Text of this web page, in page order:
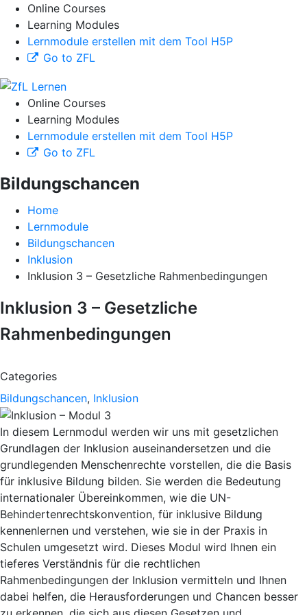
Online Courses
Learning Modules
Lernmodule erstellen mit dem Tool H5P
Go to ZFL
Online Courses
Learning Modules
Lernmodule erstellen mit dem Tool H5P
Go to ZFL
Bildungschancen
Home
Lernmodule
Bildungschancen
Inklusion
Inklusion 3 – Gesetzliche Rahmenbedingungen
Inklusion 3 – Gesetzliche
Rahmenbedingungen
Categories
Bildungschancen, Inklusion
In diesem Lernmodul werden wir uns mit gesetzlichen
Grundlagen der Inklusion auseinandersetzen und die
grundlegenden Menschenrechte vorstellen, die die Basis
für inklusive Bildung bilden. Sie werden die Bedeutung
internationaler Übereinkommen, wie die UN-
Behindertenrechtskonvention, für inklusive Bildung
kennenlernen und verstehen, wie sie in der Praxis in
Schulen umgesetzt wird. Dieses Modul wird Ihnen ein
tieferes Verständnis für die rechtlichen
Rahmenbedingungen der Inklusion vermitteln und Ihnen
dabei helfen, die Herausforderungen und Chancen besser